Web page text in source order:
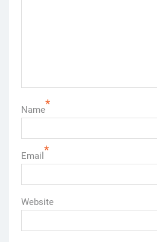
Name*
Email *
Website